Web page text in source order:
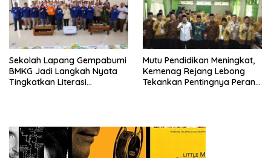
Sekolah Lapang Gempabumi
BMKG Jadi Langkah Nyata
Tingkatkan Literasi
Mutu Pendidikan Meningkat,
Kemenag Rejang Lebong
Tekankan Pentingnya Peran